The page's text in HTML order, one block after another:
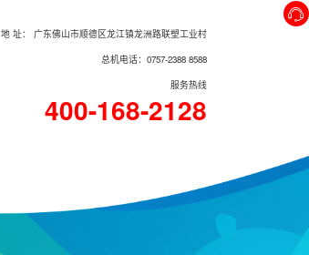
地 址： 广东佛山市顺德区龙江镇龙洲路联塑工业村
总机电话：0757-2388 8588
服务热线
400-168-2128